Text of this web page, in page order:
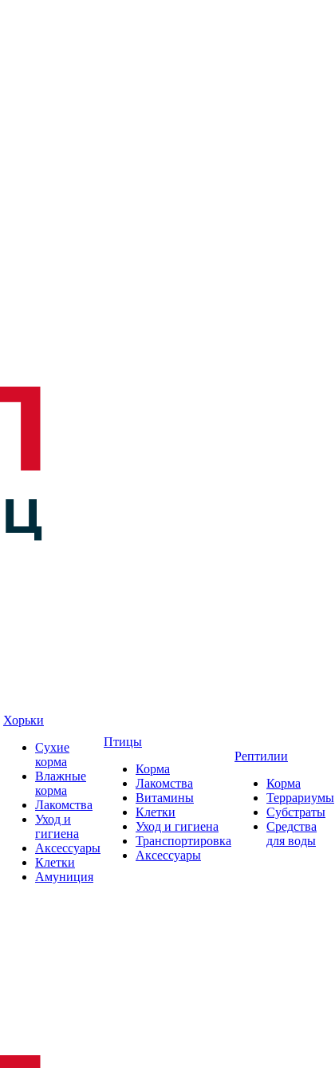
Хорьки
Сухие
корма
Влажные
корма
Лакомства
Уход и
гигиена
Аксессуары
Клетки
Амуниция
Птицы
Корма
Лакомства
Витамины
Клетки
Уход и гигиена
Транспортировка
Аксессуары
Рептилии
Корма
Террариумы
Субстраты
Средства
для воды